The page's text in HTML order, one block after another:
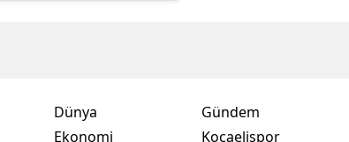
Diyarbakır
Dünya
Ekonomi
Gündem
Kocaelispor